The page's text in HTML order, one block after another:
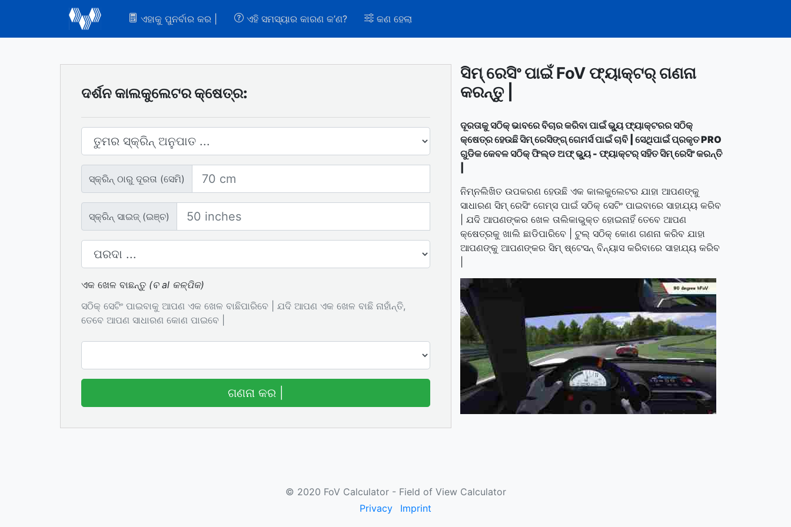
ଏହାକୁ ପୁନର୍ବାର କର | ଏହି ସମସ୍ୟାର କାରଣ କ’ଣ? କଣ ହେଲା
ଦର୍ଶନ କାଲକୁଲେଟର କ୍ଷେତ୍ର:
ସ୍କ୍ରିନ୍ ଅନୁପାତ |
ସ୍କ୍ରିନ୍ ଠାରୁ ଦୂରତା (ସେମି)
ସ୍କ୍ରିନ୍ ସାଇଜ୍ (ଇଞ୍ଚ)
ଏକ ଖେଳ ବାଛନ୍ତୁ (ବ al କଳ୍ପିକ)
ସଠିକ୍ ସେଟିଂ ପାଇବାକୁ ଆପଣ ଏକ ଖେଳ ବାଛିପାରିବେ | ଯଦି ଆପଣ ଏକ ଖେଳ ବାଛି ନାହାଁନ୍ତି,
ତେବେ ଆପଣ ସାଧାରଣ କୋଣ ପାଇବେ |
ଗଣନା କର |
ସିମ୍ ରେସିଂ ପାଇଁ FoV ଫ୍ୟାକ୍ଟର୍ ଗଣନା
କରନ୍ତୁ |
ଦୂରତାକୁ ସଠିକ୍ ଭାବରେ ବିଚାର କରିବା ପାଇଁ ଭ୍ୟୁ ଫ୍ୟାକ୍ଟରର ସଠିକ୍
କ୍ଷେତ୍ର ହେଉଛି ସିମ୍ ରେସିଙ୍ଗ୍ ଗେମର୍ସ ପାଇଁ ଚାବି | ସେଥିପାଇଁ ପ୍ରକୃତ PRO
ଗୁଡିକ କେବଳ ସଠିକ୍ ଫିଲ୍ଡ ଅଫ୍ ଭ୍ୟୁ - ଫ୍ୟାକ୍ଟର୍ ସହିତ ସିମ୍ ରେସିଂ କରନ୍ତି
ନିମ୍ନଲିଖିତ ଉପକରଣ ହେଉଛି ଏକ କାଲକୁଲେଟର ଯାହା ଆପଣଙ୍କୁ
ସାଧାରଣ ସିମ୍ ରେସିଂ ଗେମ୍ସ ପାଇଁ ସଠିକ୍ ସେଟିଂ ପାଇବାରେ ସାହାଯ୍ୟ କରିବ
| ଯଦି ଆପଣଙ୍କର ଖେଳ ତାଲିକାଭୁକ୍ତ ହୋଇନାହିଁ ତେବେ ଆପଣ
କ୍ଷେତ୍ରକୁ ଖାଲି ଛାଡିପାରିବେ | ଟୁଲ୍ ସଠିକ୍ କୋଣ ଗଣନା କରିବ ଯାହା
ଆପଣଙ୍କୁ ଆପଣଙ୍କର ସିମ୍ ଷ୍ଟେସନ୍ ବିନ୍ୟାସ କରିବାରେ ସାହାଯ୍ୟ କରିବ
© 2020 FoV Calculator - Field of View Calculator
Privacy
Imprint